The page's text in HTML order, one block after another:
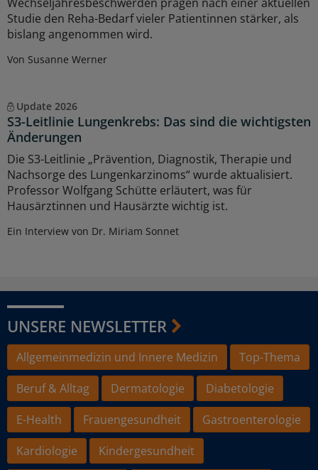
Studie den Reha-Bedarf vieler Patientinnen stärker, als
bislang angenommen wird.
Von Susanne Werner
Update 2026
S3-Leitlinie Lungenkrebs: Das sind die wichtigsten
Änderungen
Die S3-Leitlinie „Prävention, Diagnostik, Therapie und
Nachsorge des Lungenkarzinoms“ wurde aktualisiert.
Professor Wolfgang Schütte erläutert, was für
Hausärztinnen und Hausärzte wichtig ist.
Ein Interview von Dr. Miriam Sonnet
UNSERE NEWSLETTER
Allgemeinmedizin und Innere Medizin
Top-Thema
Beruf & Alltag
Dermatologie
Diabetologie
E-Health
Frauengesundheit
Gastroenterologie
Kardiologie
Kindergesundheit